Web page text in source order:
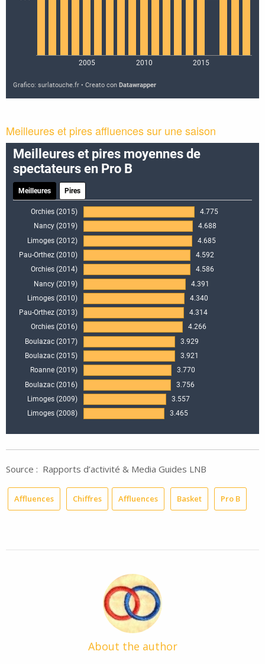
Meilleures et pires affluences sur une saison
Source : Rapports d’activité & Media Guides LNB
Affluences Chiffres Affluences Basket Pro B
About the author